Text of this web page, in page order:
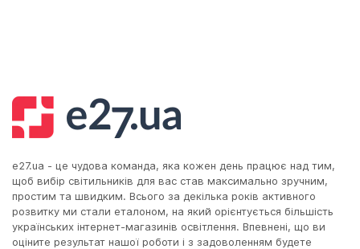
e27.ua - це чудова команда, яка кожен день працює над тим,
щоб вибір світильників для вас став максимально зручним,
простим та швидким. Всього за декілька років активного
розвитку ми стали еталоном, на який орієнтується більшість
українських інтернет-магазинів освітлення. Впевнені, що ви
оціните результат нашої роботи і з задоволенням будете